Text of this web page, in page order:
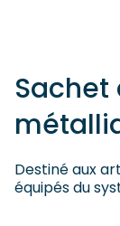
Sachet
Destiné aux
équipés du